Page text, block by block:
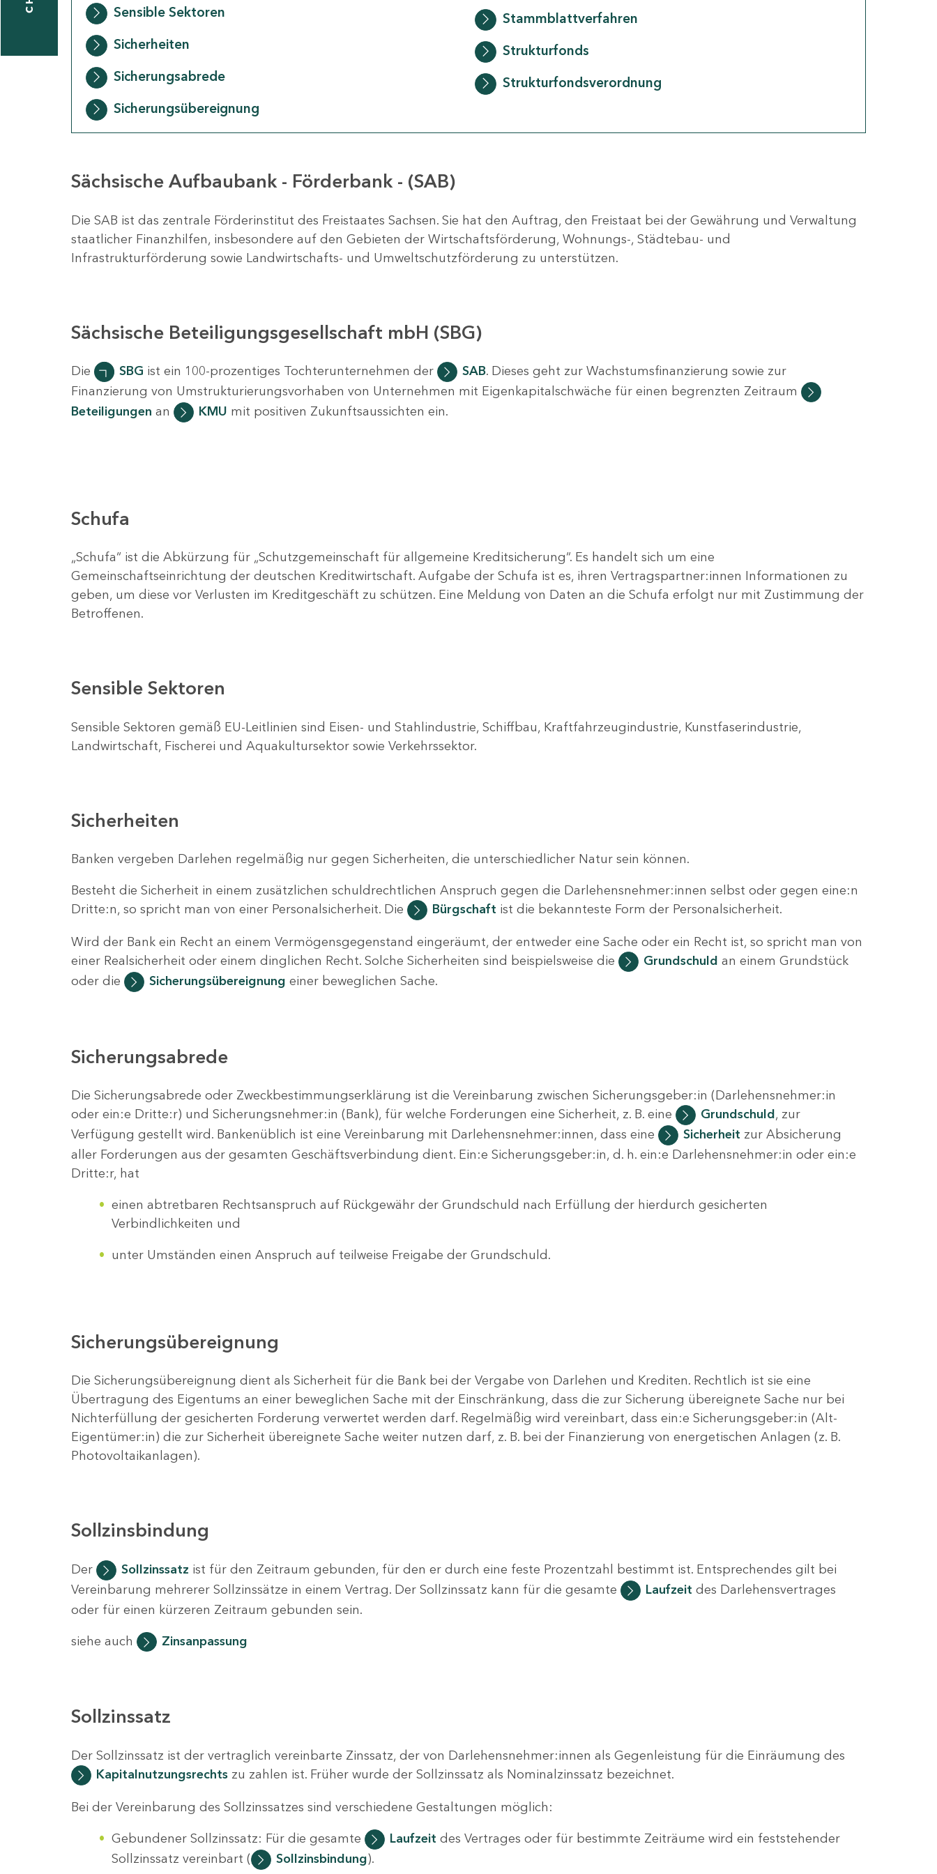
Sensible Sektoren
Sicherheiten
Sicherungsabrede
Sicherungsübereignung
Stammblattverfahren
Strukturfonds
Strukturfondsverordnung
Sächsische Aufbaubank - Förderbank - (SAB)
Die SAB ist das zentrale Förderinstitut des Freistaates Sachsen. Sie hat den Auftrag, den Freistaat bei der Gewährung und Verwaltung
staatlicher Finanzhilfen, insbesondere auf den Gebieten der Wirtschaftsförderung, Wohnungs-, Städtebau- und
Infrastrukturförderung sowie Landwirtschafts- und Umweltschutzförderung zu unterstützen.
Sächsische Beteiligungsgesellschaft mbH (SBG)
Die SBG ist ein 100-prozentiges Tochterunternehmen der SAB. Dieses geht zur Wachstumsfinanzierung sowie zur
Finanzierung von Umstrukturierungsvorhaben von Unternehmen mit Eigenkapitalschwäche für einen begrenzten Zeitraum
Beteiligungen an KMU mit positiven Zukunftsaussichten ein.
Schufa
„Schufa“ ist die Abkürzung für „Schutzgemeinschaft für allgemeine Kreditsicherung“. Es handelt sich um eine
Gemeinschaftseinrichtung der deutschen Kreditwirtschaft. Aufgabe der Schufa ist es, ihren Vertragspartner:innen Informationen zu
geben, um diese vor Verlusten im Kreditgeschäft zu schützen. Eine Meldung von Daten an die Schufa erfolgt nur mit Zustimmung der
Betroffenen.
Sensible Sektoren
Sensible Sektoren gemäß EU-Leitlinien sind Eisen- und Stahlindustrie, Schiffbau, Kraftfahrzeugindustrie, Kunstfaserindustrie,
Landwirtschaft, Fischerei und Aquakultursektor sowie Verkehrssektor.
Sicherheiten
Banken vergeben Darlehen regelmäßig nur gegen Sicherheiten, die unterschiedlicher Natur sein können.
Besteht die Sicherheit in einem zusätzlichen schuldrechtlichen Anspruch gegen die Darlehensnehmer:innen selbst oder gegen eine:n
Dritte:n, so spricht man von einer Personalsicherheit. Die
Bürgschaft ist die bekannteste Form der Personalsicherheit.
Wird der Bank ein Recht an einem Vermögensgegenstand eingeräumt, der entweder eine Sache oder ein Recht ist, so spricht man von
einer Realsicherheit oder einem dinglichen Recht. Solche Sicherheiten sind beispielsweise die
Grundschuld an einem Grundstück
oder die
Sicherungsübereignung einer beweglichen Sache.
Sicherungsabrede
Die Sicherungsabrede oder Zweckbestimmungserklärung ist die Vereinbarung zwischen Sicherungsgeber:in (Darlehensnehmer:in
oder ein:e Dritte:r) und Sicherungsnehmer:in (Bank), für welche Forderungen eine Sicherheit, z. B. eine
Grundschuld, zur
Verfügung gestellt wird. Bankenüblich ist eine Vereinbarung mit Darlehensnehmer:innen, dass eine
Sicherheit zur Absicherung
aller Forderungen aus der gesamten Geschäftsverbindung dient. Ein:e Sicherungsgeber:in, d. h. ein:e Darlehensnehmer:in oder ein:e
Dritte:r, hat
einen abtretbaren Rechtsanspruch auf Rückgewähr der Grundschuld nach Erfüllung der hierdurch gesicherten
Verbindlichkeiten und
unter Umständen einen Anspruch auf teilweise Freigabe der Grundschuld.
Sicherungsübereignung
Die Sicherungsübereignung dient als Sicherheit für die Bank bei der Vergabe von Darlehen und Krediten. Rechtlich ist sie eine
Übertragung des Eigentums an einer beweglichen Sache mit der Einschränkung, dass die zur Sicherung übereignete Sache nur bei
Nichterfüllung der gesicherten Forderung verwertet werden darf. Regelmäßig wird vereinbart, dass ein:e Sicherungsgeber:in (Alt-
Eigentümer:in) die zur Sicherheit übereignete Sache weiter nutzen darf, z. B. bei der Finanzierung von energetischen Anlagen (z. B.
Photovoltaikanlagen).
Sollzinsbindung
Der Sollzinssatz ist für den Zeitraum gebunden, für den er durch eine feste Prozentzahl bestimmt ist. Entsprechendes gilt bei
Vereinbarung mehrerer Sollzinssätze in einem Vertrag. Der Sollzinssatz kann für die gesamte
Laufzeit des Darlehensvertrages
oder für einen kürzeren Zeitraum gebunden sein.
siehe auch Zinsanpassung
Sollzinssatz
Der Sollzinssatz ist der vertraglich vereinbarte Zinssatz, der von Darlehensnehmer:innen als Gegenleistung für die Einräumung des
Kapitalnutzungsrechtszu zahlen ist. Früher wurde der Sollzinssatz als Nominalzinssatz bezeichnet.
Bei der Vereinbarung des Sollzinssatzes sind verschiedene Gestaltungen möglich:
Gebundener Sollzinssatz: Für die gesamte Laufzeit des Vertrages oder für bestimmte Zeiträume wird ein feststehender
Sollzinssatz vereinbart (
Sollzinsbindung).